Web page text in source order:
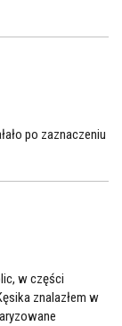
po zaznaczeniu
w części
znalazłem w